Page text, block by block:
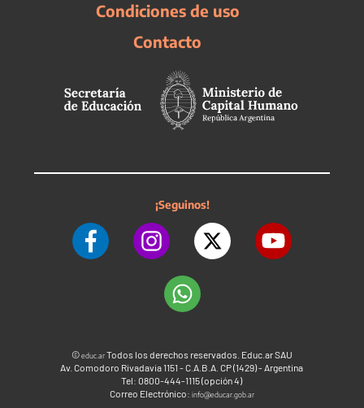
Condiciones de uso
Contacto
¡Seguinos!
©educ.arTodos los derechos reservados. Educ.ar SAU
Av. Comodoro Rivadavia 1151 - C.A.B.A. CP (1429) - Argentina
Tel: 0800-444-1115 (opción 4)
Correo Electrónico: info@educar.gob.ar